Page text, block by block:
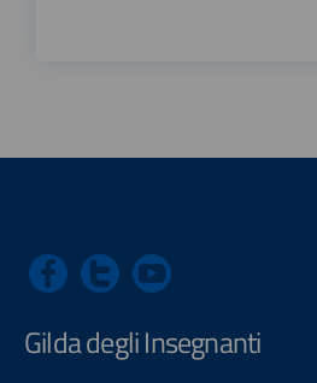
Gilda degli Insegnanti